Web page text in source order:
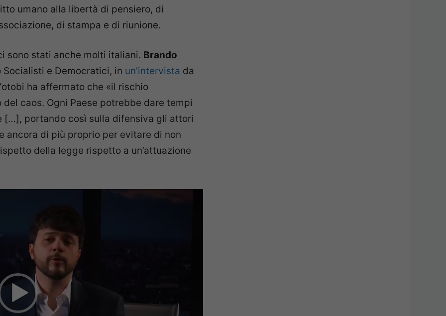
umano alla libertà di pensiero, di
di stampa e di riunione.
sono stati anche molti italiani. Brando
e Democratici, in un’intervista da
ha affermato che «il rischio
caos. Ogni Paese potrebbe dare tempi
portando così sulla difensiva gli attori
ancora di più proprio per evitare di non
della legge rispetto a un’attuazione